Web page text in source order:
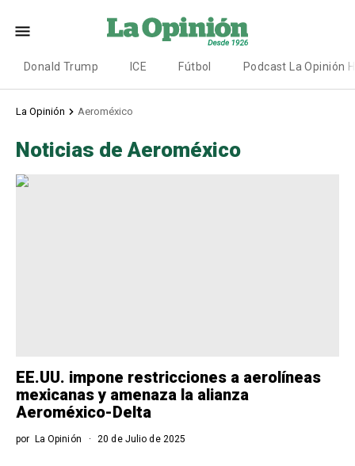
Donald Trump ICE Fútbol Podcast La Opinión
La Opinión Aeroméxico
Noticias de Aeroméxico
EE.UU. impone restricciones a aerolíneas
mexicanas y amenaza la alianza
Aeroméxico-Delta
por La Opinión 20 de Julio de 2025